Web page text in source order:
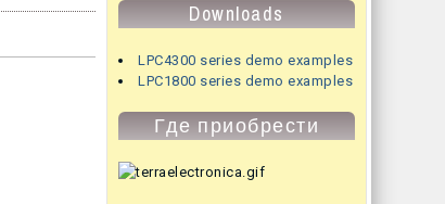
Downloads
LPC4300 series demo examples
LPC1800 series demo examples
Где приобрести